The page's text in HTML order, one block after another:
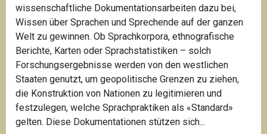
wissenschaftliche Dokumentationsarbeiten dazu bei,
Wissen über Sprachen und Sprechende auf der ganzen
Welt zu gewinnen. Ob Sprachkorpora, ethnografische
Berichte, Karten oder Sprachstatistiken – solch
Forschungsergebnisse werden von den westlichen
Staaten genutzt, um geopolitische Grenzen zu ziehen,
die Konstruktion von Nationen zu legitimieren und
festzulegen, welche Sprachpraktiken als «Standard»
gelten. Diese Dokumentationen stützen sich...